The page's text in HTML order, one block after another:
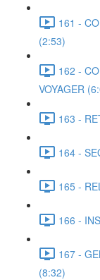
161 -
(2:53)
162 -
VOYAGER
163 -
164 -
165 -
166 -
167 -
(8:32)